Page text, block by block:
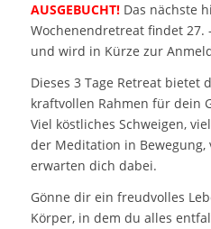
AUSGEBUCHT! Das nächste
Wochenendretreat findet 27.
und wird in Kürze zur
Dieses 3 Tage Retreat bietet
kraftvollen Rahmen für dein
Viel köstliches Schweigen,
der Meditation in
erwarten dich dabei.
Gönne dir ein freudvolles
Körper, in dem du alles